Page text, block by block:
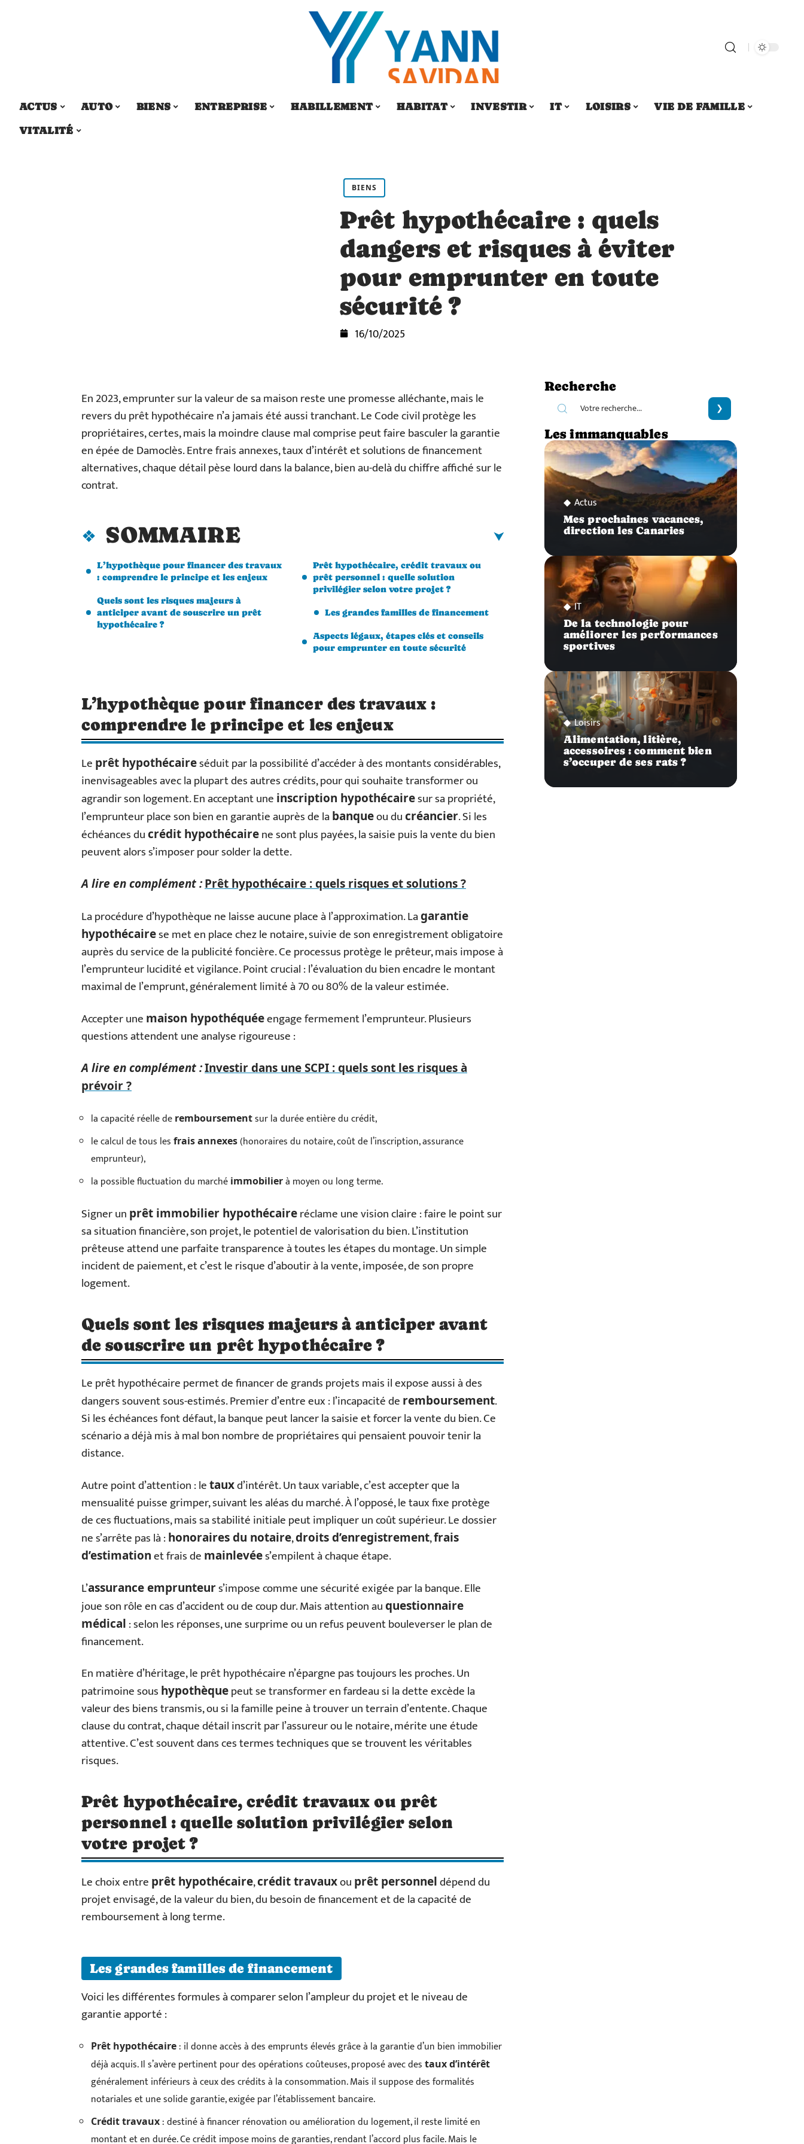
ACTUS AUTO BIENS ENTREPRISE HABILLEMENT HABITAT INVESTIR IT LOISIRS
VIE DE FAMILLE
VITALITÉ
BIENS
Prêt hypothécaire : quels
dangers et risques à éviter
pour emprunter en toute
sécurité ?
16/10/2025
En 2023, emprunter sur la valeur de sa maison reste une promesse alléchante, mais le
revers du prêt hypothécaire n’a jamais été aussi tranchant. Le Code civil protège les
propriétaires, certes, mais la moindre clause mal comprise peut faire basculer la garantie
en épée de Damoclès. Entre frais annexes, taux d’intérêt et solutions de financement
alternatives, chaque détail pèse lourd dans la balance, bien au-delà du chiffre affiché sur le
contrat.
SOMMAIRE
L’hypothèque pour financer des travaux
: comprendre le principe et les enjeux
Quels sont les risques majeurs à
anticiper avant de souscrire un prêt
hypothécaire ?
Prêt hypothécaire, crédit travaux ou
prêt personnel : quelle solution
privilégier selon votre projet ?
Les grandes familles de financement
Aspects légaux, étapes clés et conseils
pour emprunter en toute sécurité
L’hypothèque pour financer des travaux :
comprendre le principe et les enjeux
Le prêt hypothécaireséduit par la possibilité d’accéder à des montants considérables,
inenvisageables avec la plupart des autres crédits, pour qui souhaite transformer ou
agrandir son logement. En acceptant une inscription hypothécairesur sa propriété,
l’emprunteur place son bien en garantie auprès de labanqueou ducréancier. Si les
échéances ducrédit hypothécairene sont plus payées, la saisie puis la vente du bien
peuvent alors s’imposer pour solder la dette.
A lire en complément :Prêt hypothécaire : quels risques et solutions ?
La procédure d’hypothèque ne laisse aucune place à l’approximation. Lagarantie
hypothécairese met en place chez le notaire, suivie de son enregistrement obligatoire
auprès du service de la publicité foncière. Ce processus protège le prêteur, mais impose à
l’emprunteur lucidité et vigilance. Point crucial : l’évaluation du bien encadre le montant
maximal de l’emprunt, généralement limité à 70 ou 80% de la valeur estimée.
Accepter une maison hypothéquéeengage fermement l’emprunteur. Plusieurs
questions attendent une analyse rigoureuse :
A lire en complément :Investir dans une SCPI : quels sont les risques à
prévoir ?
la capacité réelle de remboursementsur la durée entière du crédit,
le calcul de tous les frais annexes(honoraires du notaire, coût de l’inscription, assurance
emprunteur),
la possible fluctuation du marché immobilierà moyen ou long terme.
Signer un prêt immobilier hypothécaireréclame une vision claire : faire le point sur
sa situation financière, son projet, le potentiel de valorisation du bien. L’institution
prêteuse attend une parfaite transparence à toutes les étapes du montage. Un simple
incident de paiement, et c’est le risque d’aboutir à la vente, imposée, de son propre
logement.
Quels sont les risques majeurs à anticiper avant
de souscrire un prêt hypothécaire ?
Le prêt hypothécaire permet de financer de grands projets mais il expose aussi à des
dangers souvent sous-estimés. Premier d’entre eux : l’incapacité de remboursement.
Si les échéances font défaut, la banque peut lancer la saisie et forcer la vente du bien. Ce
scénario a déjà mis à mal bon nombre de propriétaires qui pensaient pouvoir tenir la
distance.
Autre point d’attention : letauxd’intérêt. Un taux variable, c’est accepter que la
mensualité puisse grimper, suivant les aléas du marché. À l’opposé, le taux fixe protège
de ces fluctuations, mais sa stabilité initiale peut impliquer un coût supérieur. Le dossier
ne s’arrête pas là :honoraires du notaire,droits d’enregistrement,frais
d’estimationet frais de mainlevées’empilent à chaque étape.
L’assurance emprunteurs’impose comme une sécurité exigée par la banque. Elle
joue son rôle en cas d’accident ou de coup dur. Mais attention auquestionnaire
médical : selon les réponses, une surprime ou un refus peuvent bouleverser le plan de
financement.
En matière d’héritage, le prêt hypothécaire n’épargne pas toujours les proches. Un
patrimoine sous hypothèquepeut se transformer en fardeau si la dette excède la
valeur des biens transmis, ou si la famille peine à trouver un terrain d’entente. Chaque
clause du contrat, chaque détail inscrit par l’assureur ou le notaire, mérite une étude
attentive. C’est souvent dans ces termes techniques que se trouvent les véritables
risques.
Prêt hypothécaire, crédit travaux ou prêt
personnel : quelle solution privilégier selon
votre projet ?
Le choix entre prêt hypothécaire,crédit travauxou prêt personneldépend du
projet envisagé, de la valeur du bien, du besoin de financement et de la capacité de
remboursement à long terme.
Les grandes familles de financement
Voici les différentes formules à comparer selon l’ampleur du projet et le niveau de
garantie apporté :
Prêt hypothécaire : il donne accès à des emprunts élevés grâce à la garantie d’un bien immobilier
déjà acquis. Il s’avère pertinent pour des opérations coûteuses, proposé avec des taux d’intérêt
généralement inférieurs à ceux des crédits à la consommation. Mais il suppose des formalités
notariales et une solide garantie, exigée par l’établissement bancaire.
Crédit travaux : destiné à financer rénovation ou amélioration du logement, il reste limité en
montant et en durée. Ce crédit impose moins de garanties, rendant l’accord plus facile. Mais le
Recherche
Les immanquables
Actus
Mes prochaines vacances,
direction les Canaries
IT
De la technologie pour
améliorer les performances
sportives
Loisirs
Alimentation, litière,
accessoires : comment bien
s’occuper de ses rats ?